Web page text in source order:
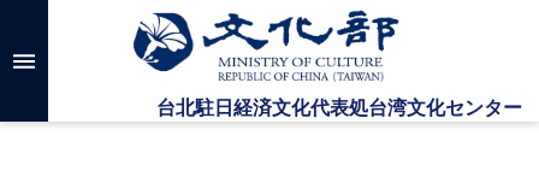
メインのコンテンツブロックにジャンプします
高
検